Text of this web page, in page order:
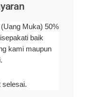
Muka) 50%
baik
kami maupun
selesai.